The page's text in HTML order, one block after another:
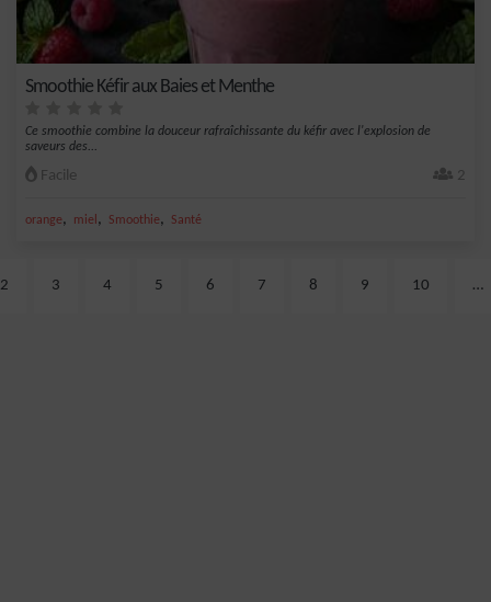
Smoothie Kéfir aux Baies et Menthe
Ce smoothie combine la douceur rafraîchissante du kéfir avec l'explosion de
saveurs des...
Facile 2
orange, miel , Smoothie, Santé
2 3 4 5 6 7 8 9 10 …